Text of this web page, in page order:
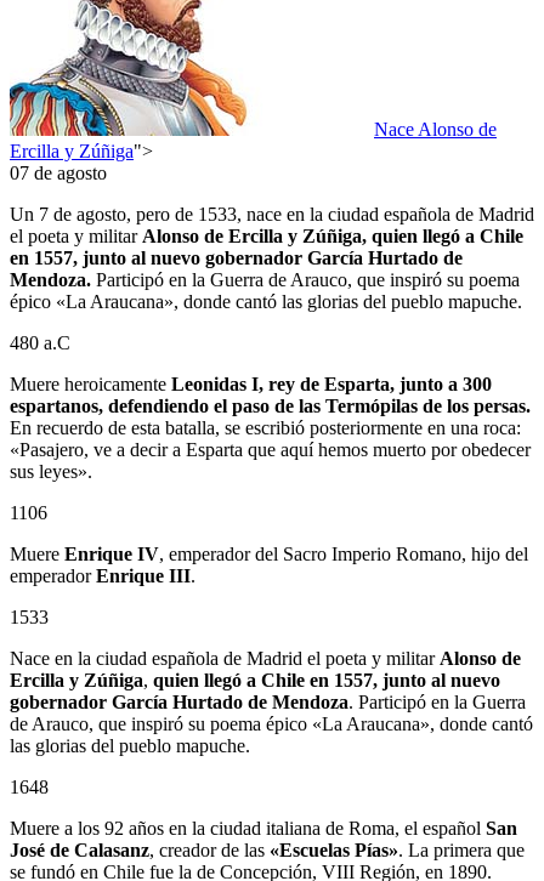
Nace Alonso de
Ercilla y Zúñiga">
07 de agosto
Un 7 de agosto, pero de 1533, nace en la ciudad española de Madrid
el poeta y militar Alonso de Ercilla y Zúñiga, quien llegó a Chile
en 1557, junto al nuevo gobernador García Hurtado de
Mendoza. Participó en la Guerra de Arauco, que inspiró su poema
épico «La Araucana», donde cantó las glorias del pueblo mapuche.
480 a.C
Muere heroicamente Leonidas I, rey de Esparta, junto a 300
espartanos, defendiendo el paso de las Termópilas de los persas.
En recuerdo de esta batalla, se escribió posteriormente en una roca:
«Pasajero, ve a decir a Esparta que aquí hemos muerto por obedecer
sus leyes».
1106
Muere Enrique IV, emperador del Sacro Imperio Romano, hijo del
emperadorEnrique III.
1533
Nace en la ciudad española de Madrid el poeta y militar Alonso de
Ercilla y Zúñiga, quien llegó a Chile en 1557, junto al nuevo
gobernador García Hurtado de Mendoza. Participó en la Guerra
de Arauco, que inspiró su poema épico «La Araucana», donde cantó
las glorias del pueblo mapuche.
1648
Muere a los 92 años en la ciudad italiana de Roma, el español San
José de Calasanz, creador de las «Escuelas Pías». La primera que
se fundó en Chile fue la de Concepción, VIII Región, en 1890.